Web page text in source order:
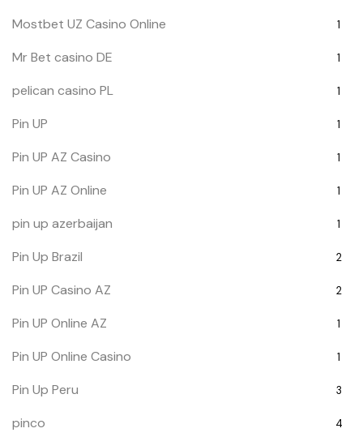
Mostbet UZ Casino Online 1
Mr Bet casino DE 1
pelican casino PL 1
Pin UP 1
Pin UP AZ Casino 1
Pin UP AZ Online 1
pin up azerbaijan 1
Pin Up Brazil 2
Pin UP Casino AZ 2
Pin UP Online AZ 1
Pin UP Online Casino 1
Pin Up Peru 3
pinco 4